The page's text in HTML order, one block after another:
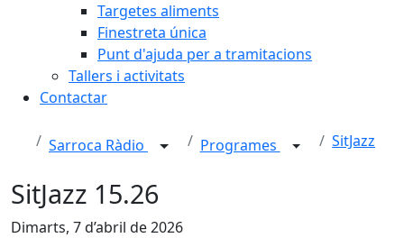
Targetes aliments
Finestreta única
Punt d'ajuda per a tramitacions
Tallers i activitats
Contactar
Sarroca Ràdio Programes SitJazz
SitJazz 15.26
Dimarts, 7 d’abril de 2026